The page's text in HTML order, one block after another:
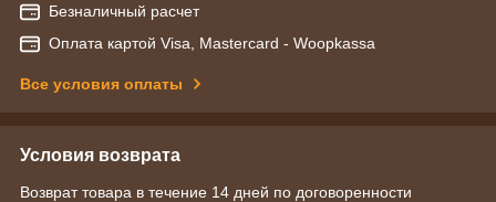
Безналичный расчет
Оплата картой Visa, Mastercard - Woopkassa
Все условия оплаты
Условия возврата
Возврат товара в течение 14 дней по договоренности